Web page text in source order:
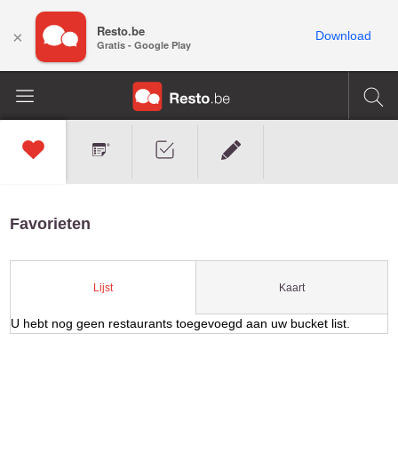
Favorieten
Lijst Kaart
U hebt nog geen restaurants toegevoegd aan uw bucket list.
× Resto.be
Gratis - Google Play
Download